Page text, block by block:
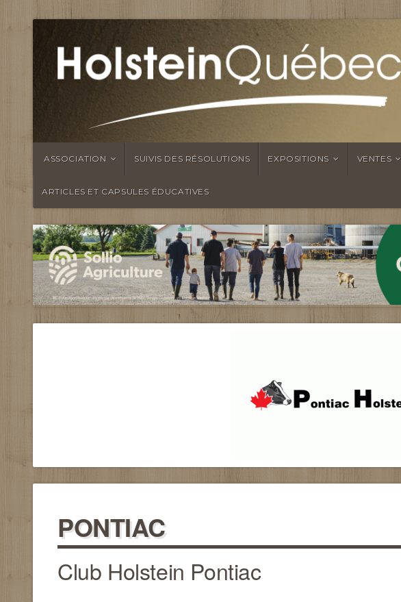
ASSOCIATION SUIVIS DES RÉSOLUTIONS EXPOSITIONS VENTES
ARTICLES ET CAPSULES ÉDUCATIVES
PONTIAC
Club Holstein Pontiac